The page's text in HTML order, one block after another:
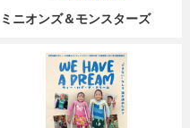
ミニオンズ＆モンスターズ